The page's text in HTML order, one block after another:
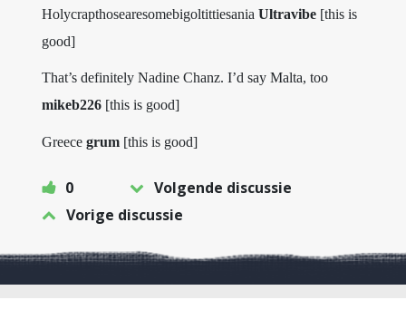
Holycrapthosearesomebigoltittiesania Ultravibe [this is
good]
That’s definitely Nadine Chanz. I’d say Malta, too
mikeb226 [this is good]
Greece grum [this is good]
0
Volgende discussie
Vorige discussie